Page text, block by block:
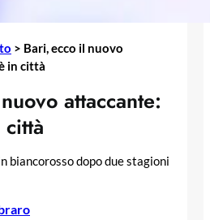
> Bari, ecco il nuovo
in città
attaccante:
biancorosso dopo due stagioni